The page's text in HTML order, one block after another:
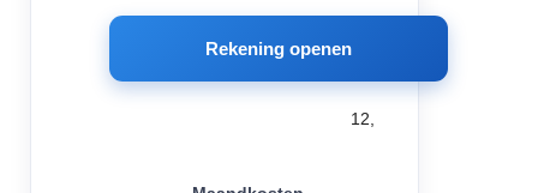
Rekening openen
12,00